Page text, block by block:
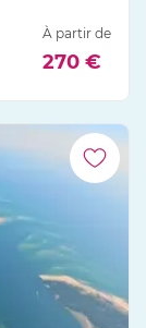
À partir de
270 €